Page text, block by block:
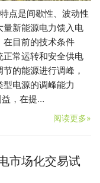
是间歇性、波动性
新能源电力馈入电
在目前的技术条件
常运转和安全供电
的能源进行调峰，
型电源的调峰能力
益，在提…
阅读更多»
市场化交易试